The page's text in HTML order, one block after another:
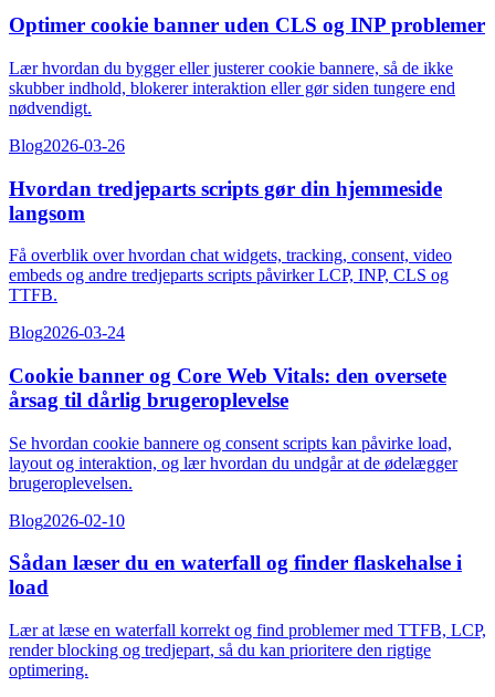
Optimer cookie banner uden CLS og INP problemer
Lær hvordan du bygger eller justerer cookie bannere, så de ikke
skubber indhold, blokerer interaktion eller gør siden tungere end
nødvendigt.
Blog2026-03-26
Hvordan tredjeparts scripts gør din hjemmeside
langsom
Få overblik over hvordan chat widgets, tracking, consent, video
embeds og andre tredjeparts scripts påvirker LCP, INP, CLS og
TTFB.
Blog2026-03-24
Cookie banner og Core Web Vitals: den oversete
årsag til dårlig brugeroplevelse
Se hvordan cookie bannere og consent scripts kan påvirke load,
layout og interaktion, og lær hvordan du undgår at de ødelægger
brugeroplevelsen.
Blog2026-02-10
Sådan læser du en waterfall og finder flaskehalse i
load
Lær at læse en waterfall korrekt og find problemer med TTFB, LCP,
render blocking og tredjepart, så du kan prioritere den rigtige
optimering.